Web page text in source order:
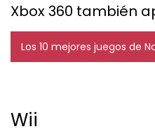
Xbox 360 también
Los 10 mejores juegos de
Wii